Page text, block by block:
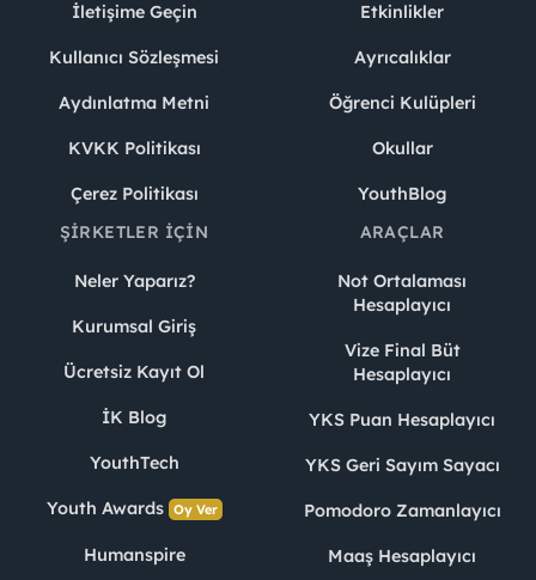
İletişime Geçin
Kullanıcı Sözleşmesi
Aydınlatma Metni
KVKK Politikası
Çerez Politikası
Etkinlikler
Ayrıcalıklar
Öğrenci Kulüpleri
Okullar
YouthBlog
ŞIRKETLER İÇIN
Neler Yaparız?
Kurumsal Giriş
Ücretsiz Kayıt Ol
İK Blog
YouthTech
Youth Awards Oy Ver
Humanspire
ARAÇLAR
Not Ortalaması
Hesaplayıcı
Vize Final Büt
Hesaplayıcı
YKS Puan Hesaplayıcı
YKS Geri Sayım Sayacı
Pomodoro Zamanlayıcı
Maaş Hesaplayıcı